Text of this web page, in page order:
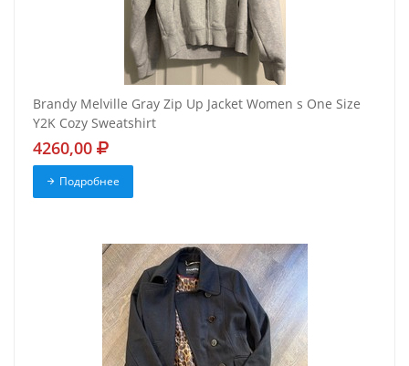
Brandy Melville Gray Zip Up Jacket Women s One Size
Y2K Cozy Sweatshirt
4260,00
Подробнее